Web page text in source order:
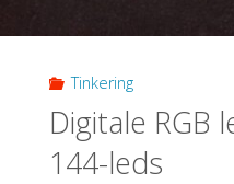
Tinkering
Digitale RGB
144-leds